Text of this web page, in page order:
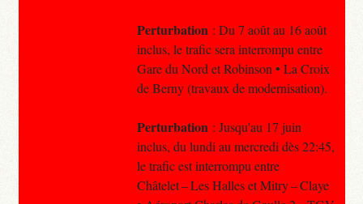
Perturbation : Du 7 août au 16 août
inclus, le trafic sera interrompu entre
Gare du Nord et Robinson • La Croix
de Berny (travaux de modernisation).
Perturbation : Jusqu'au 17 juin
inclus, du lundi au mercredi dès 22:45,
le trafic est interrompu entre
Châtelet – Les Halles et Mitry – Claye